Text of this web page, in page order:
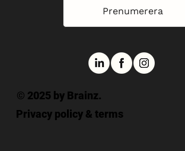
Prenumerera
© 2025 by Brainz.
Privacy policy & terms